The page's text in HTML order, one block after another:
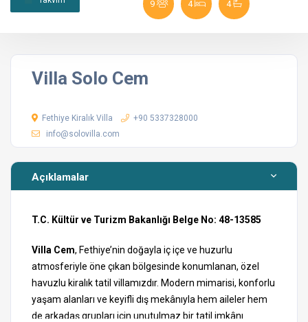
9 4 4
Villa Solo Cem
Fethiye Kiralık Villa
+90 5337328000
info@solovilla.com
Açıklamalar
T.C. Kültür ve Turizm Bakanlığı Belge No: 48-13585
Villa Cem, Fethiye’nin doğayla iç içe ve huzurlu
atmosferiyle öne çıkan bölgesinde konumlanan, özel
havuzlu kiralık tatil villamızdır. Modern mimarisi, konforlu
yaşam alanları ve keyifli dış mekânıyla hem aileler hem
de arkadaş grupları için unutulmaz bir tatil imkânı